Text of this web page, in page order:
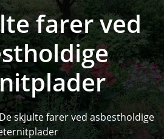
farer ved
De skjulte farer ved asbestholdige